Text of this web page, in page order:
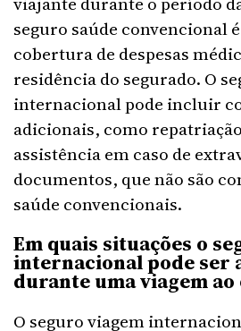
seguro saúde convencional
cobertura de despesas
residência do segurado. O
internacional pode incluir
adicionais, como
assistência em caso de
documentos, que não são
saúde convencionais.
Em quais situações o
internacional pode ser
durante uma viagem
O seguro viagem